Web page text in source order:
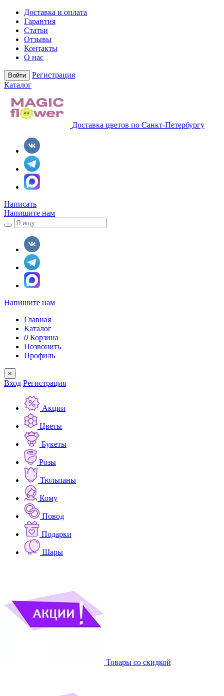
Доставка и оплата
Гарантия
Статьи
Отзывы
Контакты
О нас
Войти
Регистрация
Каталог
Доставка цветов по Санкт-Петербургу
Написать
Напишите нам
Напишите нам
Главная
Каталог
0 Корзина
Позвонить
Профиль
×
Вход Регистрация
Акции
Цветы
Букеты
Розы
Тюльпаны
Кому
Повод
Подарки
Шары
Товары со скидкой